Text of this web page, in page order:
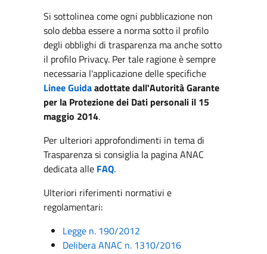
Si sottolinea come ogni pubblicazione non
solo debba essere a norma sotto il profilo
degli obblighi di trasparenza ma anche sotto
il profilo Privacy. Per tale ragione è sempre
necessaria l'applicazione delle specifiche
Linee Guidaadottate dall'Autorità Garante
per la Protezione dei Dati personali il 15
maggio 2014.
Per ulteriori approfondimenti in tema di
Trasparenza si consiglia la pagina ANAC
dedicata alle FAQ.
Ulteriori riferimenti normativi e
regolamentari:
Legge n. 190/2012
Delibera ANAC n. 1310/2016